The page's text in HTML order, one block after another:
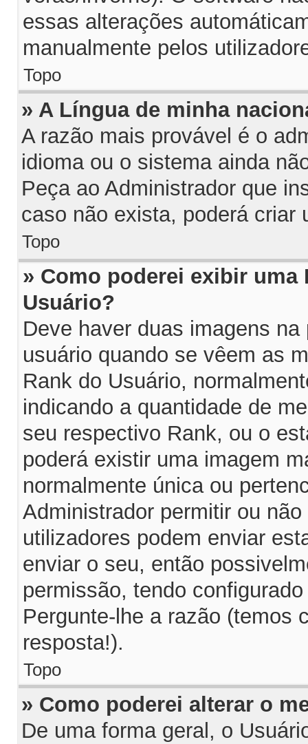
essas alterações
manualmente pelos
Topo
» A Língua de minha
A razão mais provável é o
idioma ou o sistema ainda
Peça ao Administrador que
caso não exista, poderá criar
Topo
» Como poderei exibir uma
Usuário?
Deve haver duas imagens
usuário quando se vêem as
Rank do Usuário,
indicando a quantidade de
seu respectivo Rank, ou o
poderá existir uma imagem
normalmente única ou
Administrador permitir ou
utilizadores podem enviar
enviar o seu, então
permissão, tendo
Pergunte-lhe a razão (temos
resposta!).
Topo
» Como poderei alterar o
De uma forma geral, o